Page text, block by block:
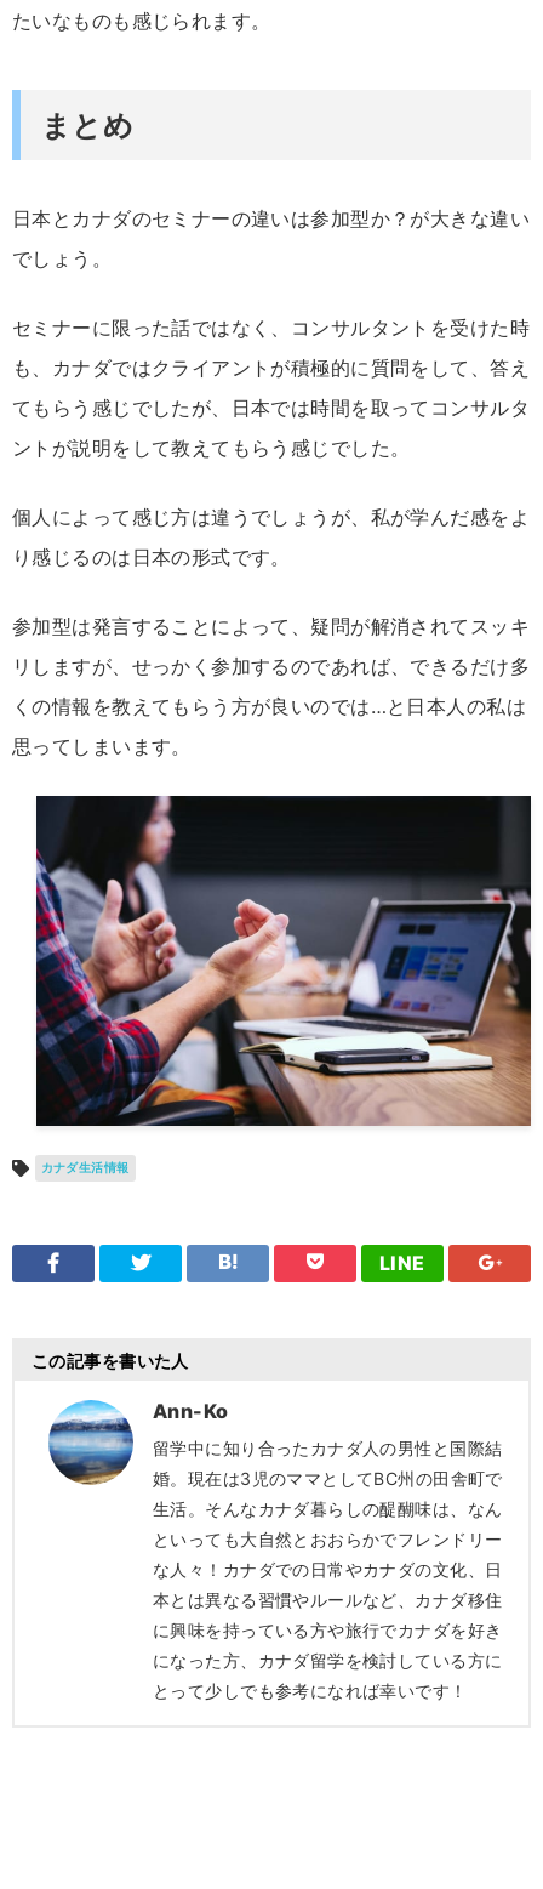
たいなものも感じられます。
まとめ
日本とカナダのセミナーの違いは参加型か？が大きな違い
でしょう。
セミナーに限った話ではなく、コンサルタントを受けた時
も、カナダではクライアントが積極的に質問をして、答え
てもらう感じでしたが、日本では時間を取ってコンサルタ
ントが説明をして教えてもらう感じでした。
個人によって感じ方は違うでしょうが、私が学んだ感をよ
り感じるのは日本の形式です。
参加型は発言することによって、疑問が解消されてスッキ
リしますが、せっかく参加するのであれば、できるだけ多
くの情報を教えてもらう方が良いのでは…と日本人の私は
思ってしまいます。
カナダ生活情報
LINE
この記事を書いた人
Ann-Ko
留学中に知り合ったカナダ人の男性と国際結
婚。現在は3児のママとしてBC州の田舎町で
生活。そんなカナダ暮らしの醍醐味は、なん
といっても大自然とおおらかでフレンドリー
な人々！カナダでの日常やカナダの文化、日
本とは異なる習慣やルールなど、カナダ移住
に興味を持っている方や旅行でカナダを好き
になった方、カナダ留学を検討している方に
とって少しでも参考になれば幸いです！